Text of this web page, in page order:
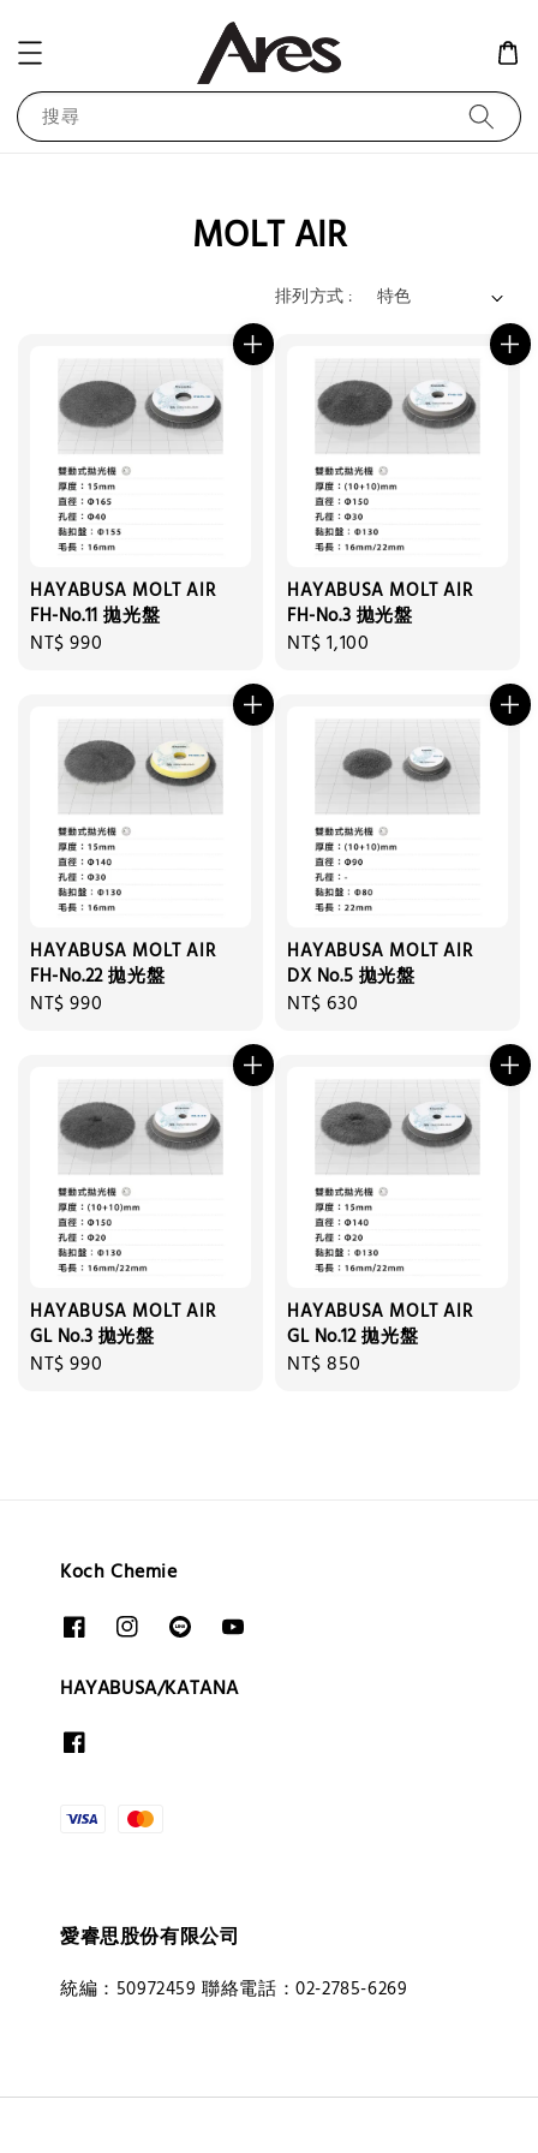
搜尋
MOLT AIR
排列方式 :
HAYABUSA MOLT AIR
FH-No.11 拋光盤
Regular
NT$ 990
HAYABUSA MOLT AIR
FH-No.3 拋光盤
Regular
NT$ 1,100
HAYABUSA MOLT AIR
FH-No.22 拋光盤
Regular
NT$ 990
HAYABUSA MOLT AIR
DX No.5 拋光盤
Regular
NT$ 630
HAYABUSA MOLT AIR
GL No.3 拋光盤
Regular
NT$ 990
HAYABUSA MOLT AIR
GL No.12 拋光盤
Regular
NT$ 850
Koch Chemie
HAYABUSA/KATANA
愛睿思股份有限公司
統編：50972459 聯絡電話：02-2785-6269